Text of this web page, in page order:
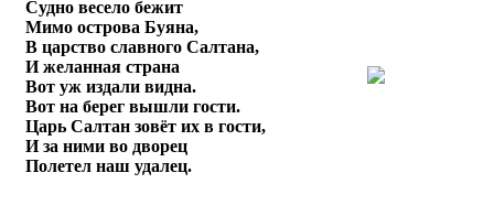
Судно весело бежит
Мимо острова Буяна,
В царство славного Салтана,
И желанная страна
Вот уж издали видна.
Вот на берег вышли гости.
Царь Салтан зовёт их в гости,
И за ними во дворец
Полетел наш удалец.